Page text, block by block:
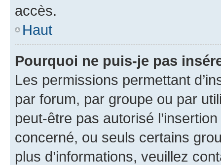
accès.
Haut
Pourquoi ne puis-je pas
Les permissions permettant
par forum, par groupe ou par
peut-être pas autorisé
concerné, ou seuls certains
plus d’informations, veuillez